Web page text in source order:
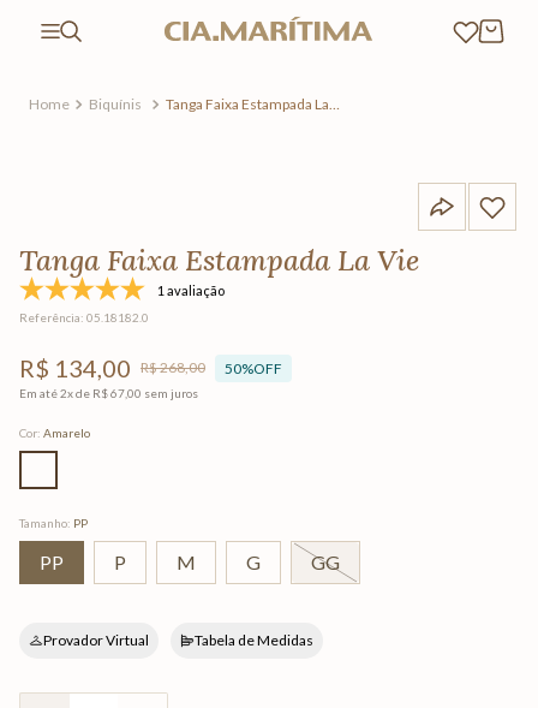
Biquínis
Tanga Faixa Estampada La
Tanga Faixa Estampada La Vie
1 avaliação
Referência: 05.18182.0
R$ 134,00 R$268,00 50%OFF
Em até2x de R$6700 sem juros
Cor: Amarelo
Tamanho: PP
PP P M G GG
Provador Virtual Tabela de Medidas